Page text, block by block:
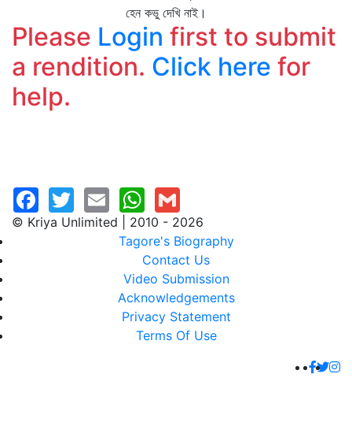
হেন কভু দেখি নাই।
Please Login first to submit
a rendition. Click here for
help.
© Kriya Unlimited | 2010 - 2026
Tagore's Biography
Contact Us
Video Submission
Acknowledgements
Privacy Statement
Terms Of Use